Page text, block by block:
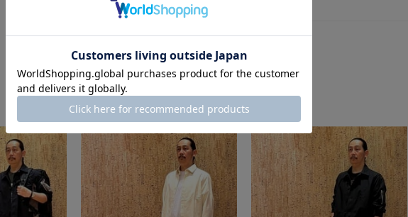
このスタッフの他のスタイリング